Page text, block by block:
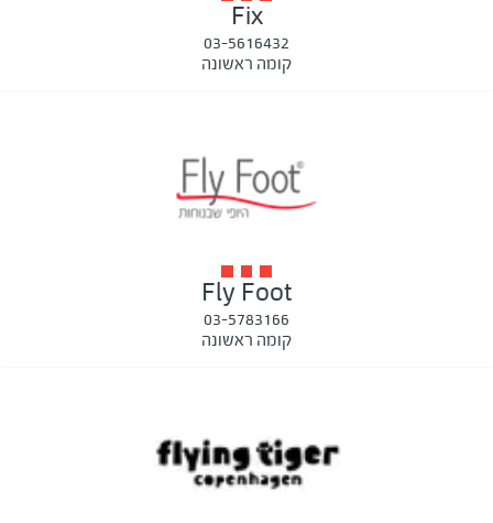
Fix
03-5616432
קומה ראשונה
Fly Foot
03-5783166
קומה ראשונה